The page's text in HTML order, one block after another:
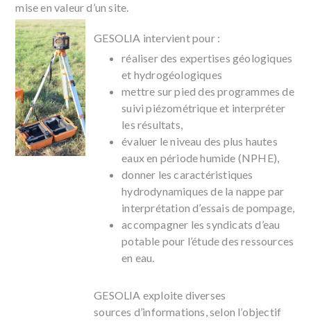
mise en valeur d’un site.
GESOLIA intervient pour :
réaliser des expertises géologiques
et hydrogéologiques
mettre sur pied des programmes de
suivi piézométrique et interpréter
les résultats,
évaluer le niveau des plus hautes
eaux en période humide (NPHE),
donner les caractéristiques
hydrodynamiques de la nappe par
interprétation d’essais de pompage,
accompagner les syndicats d’eau
potable pour l’étude des ressources
en eau.
GESOLIA exploite diverses
sources d’informations, selon l’objectif